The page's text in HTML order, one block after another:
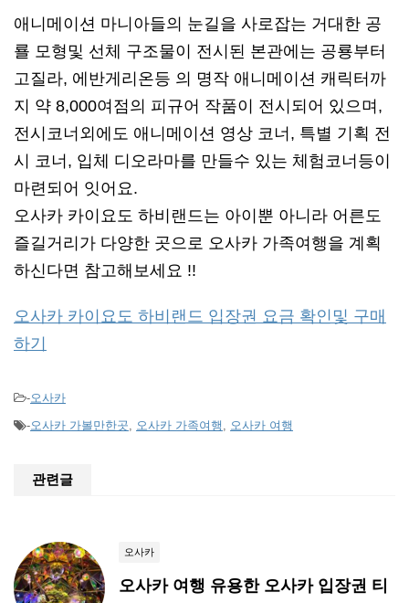
애니메이션 마니아들의 눈길을 사로잡는 거대한 공
룔 모형및 선체 구조물이 전시된 본관에는 공룡부터
고질라, 에반게리온등 의 명작 애니메이션 캐릭터까
지 약 8,000여점의 피규어 작품이 전시되어 있으며,
전시코너외에도 애니메이션 영상 코너, 특별 기획 전
시 코너, 입체 디오라마를 만들수 있는 체험코너등이
마련되어 잇어요.
오사카 카이요도 하비랜드는 아이뿐 아니라 어른도
즐길거리가 다양한 곳으로 오사카 가족여행을 계획
하신다면 참고해보세요 !!
오사카 카이요도 하비랜드 입장권 요금 확인및 구매
하기
-오사카
-오사카 가볼만한곳, 오사카 가족여행 , 오사카 여행
관련글
오사카
오사카 여행 유용한 오사카 입장권 티